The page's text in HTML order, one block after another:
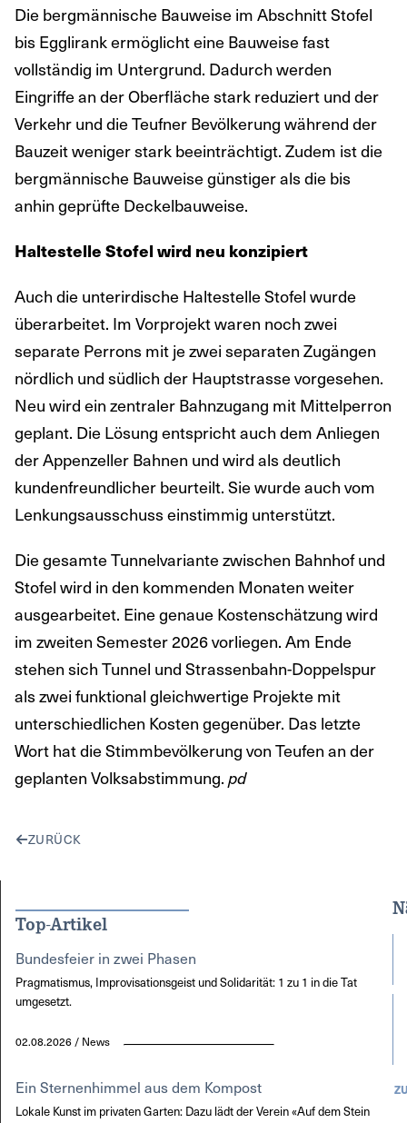
Die bergmännische Bauweise im Abschnitt Stofel
bis Egglirank ermöglicht eine Bauweise fast
vollständig im Untergrund. Dadurch werden
Eingriffe an der Oberfläche stark reduziert und der
Verkehr und die Teufner Bevölkerung während der
Bauzeit weniger stark beeinträchtigt. Zudem ist die
bergmännische Bauweise günstiger als die bis
anhin geprüfte Deckelbauweise.
Haltestelle Stofel wird neu konzipiert
Auch die unterirdische Haltestelle Stofel wurde
überarbeitet. Im Vorprojekt waren noch zwei
separate Perrons mit je zwei separaten Zugängen
nördlich und südlich der Hauptstrasse vorgesehen.
Neu wird ein zentraler Bahnzugang mit Mittelperron
geplant. Die Lösung entspricht auch dem Anliegen
der Appenzeller Bahnen und wird als deutlich
kundenfreundlicher beurteilt. Sie wurde auch vom
Lenkungsausschuss einstimmig unterstützt.
Die gesamte Tunnelvariante zwischen Bahnhof und
Stofel wird in den kommenden Monaten weiter
ausgearbeitet. Eine genaue Kostenschätzung wird
im zweiten Semester 2026 vorliegen. Am Ende
stehen sich Tunnel und Strassenbahn-Doppelspur
als zwei funktional gleichwertige Projekte mit
unterschiedlichen Kosten gegenüber. Das letzte
Wort hat die Stimmbevölkerung von Teufen an der
geplanten Volksabstimmung. pd
ZURÜCK
Top-Artikel
Bundesfeier in zwei Phasen
Pragmatismus, Improvisationsgeist und Solidarität: 1 zu 1 in die Tat
umgesetzt.
02.08.2026 / News
Ein Sternenhimmel aus dem Kompost
Lokale Kunst im privaten Garten: Dazu lädt der Verein «Auf dem Stein